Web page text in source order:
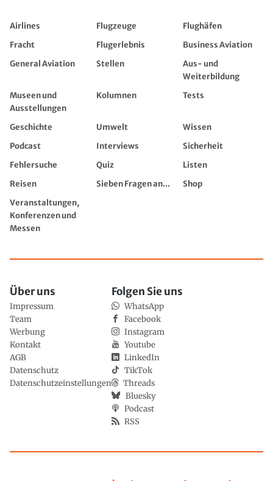
Airlines Flugzeuge
Flughäfen
Fracht
Flugerlebnis
Business Aviation
General Aviation
Stellen
Aus- und
Weiterbildung
Museen und
Ausstellungen
Kolumnen Tests
Geschichte Umwelt
Wissen
Podcast
Interviews
Sicherheit
Fehlersuche
Quiz
Listen
Reisen
Sieben Fragen an...
Shop
Veranstaltungen,
Konferenzen und
Messen
Über uns
Impressum
Team
Werbung
Kontakt
AGB
Datenschutz
Datenschutzeinstellungen
Folgen Sie uns
WhatsApp
Facebook
Instagram
Youtube
LinkedIn
TikTok
Threads
Bluesky
Podcast
RSS